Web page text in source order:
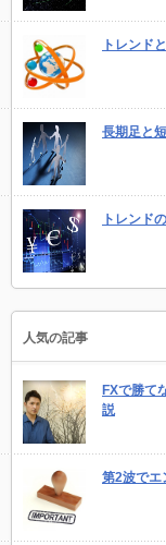
トレンド
長期足と
トレンド
人気の記事
FXで勝て
説
第2波でエ